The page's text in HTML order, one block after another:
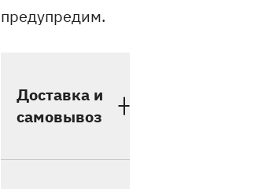
предупредим.
Доставка и
самовывоз